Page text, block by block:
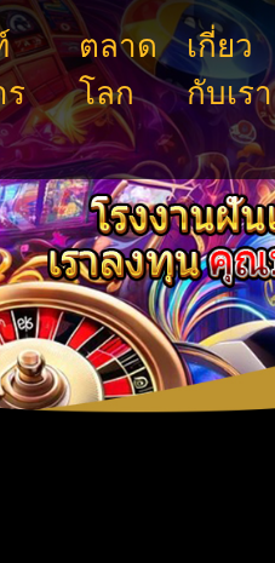
ตลาด
โลก
เกี่ยว
กับเรา